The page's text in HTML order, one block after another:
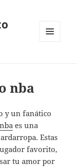
nba
y un fanático
es una
Estas
favorito,
tu amor por